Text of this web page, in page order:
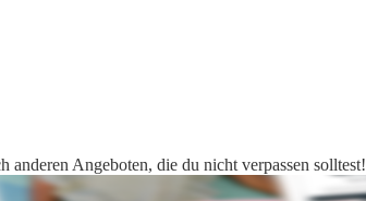
Angeboten, die du nicht verpassen solltest!